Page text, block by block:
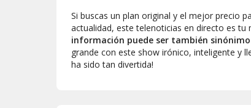
Si buscas un plan original y el mejor precio
actualidad, este telenoticias en directo es tu
información puede ser también
grande con este show irónico, inteligente y
ha sido tan divertida!